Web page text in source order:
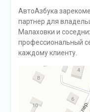
АвтоАзбука
партнер для
Малаховки и
профессиональный
каждому клиенту.